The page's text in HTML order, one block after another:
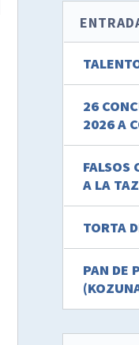
26
2026 A
FALSOS
A LA
TORTA
PAN DE